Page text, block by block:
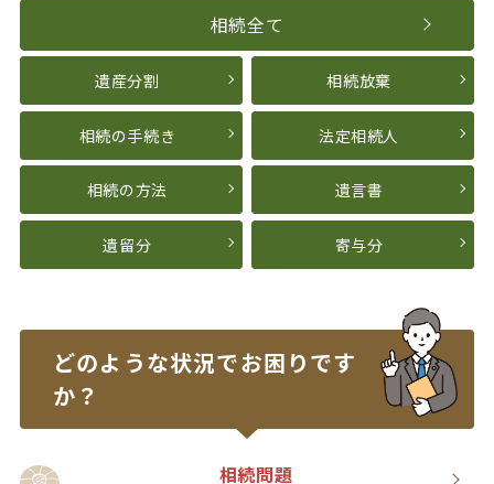
相続全て
遺産分割 相続放棄
相続の手続き 法定相続人
相続の方法 遺言書
遺留分 寄与分
どのような状況でお困りです
か？
相続問題